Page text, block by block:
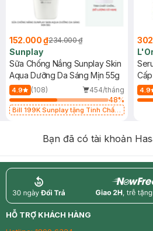
152.000 ₫234.000 ₫
Sunplay
Sữa Chống Nắng Sunplay Skin
Aqua Dưỡng Da Sáng Mịn 55g
4.9 (108)
454/tháng
48%
Bill 199K Sunplay tặng Tinh Chất
4.9
Bạn đã có tài khoản
return nowfree
HỖ TRỢ KHÁCH HÀNG